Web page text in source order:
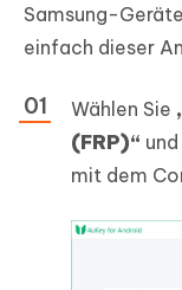
Samsung-
einfach dieser
Wählen Sie
(FRP)“
mit dem